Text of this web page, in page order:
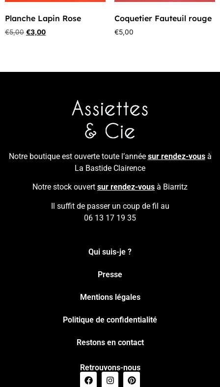
Planche Lapin Rose
€5,00 €3,00
Coquetier Fauteuil rouge
€5,00
Notre boutique est ouverte toute l’année sur rendez-vousà
La Bastide Clairence
Notre stock ouvert sur rendez-vous à Biarritz
Il suffit de passer un coup de fil au
06 13 17 19 35
Qui suis-je ?
Presse
Mentions légales
Politique de confidentialité
Restons en contact
Retrouvons-nous